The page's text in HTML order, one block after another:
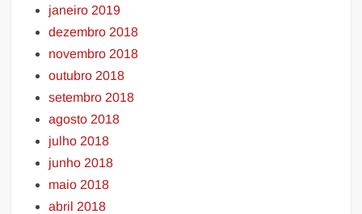
janeiro 2019
dezembro 2018
novembro 2018
outubro 2018
setembro 2018
agosto 2018
julho 2018
junho 2018
maio 2018
abril 2018